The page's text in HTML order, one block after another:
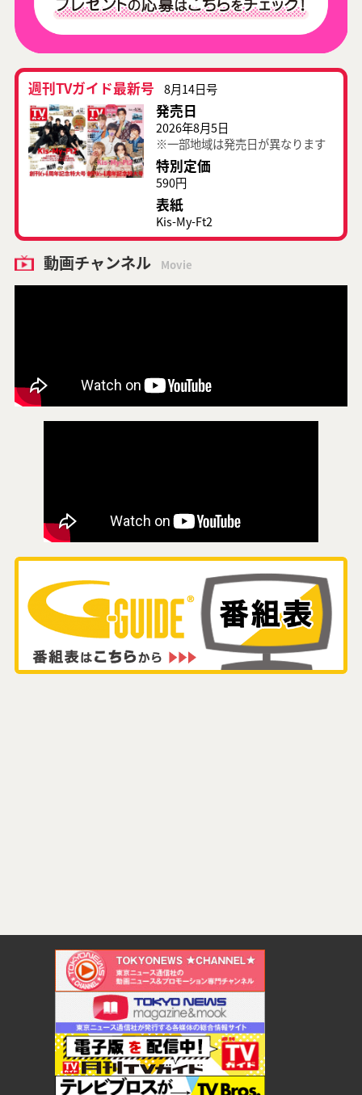
週刊TVガイド最新号 8月14日号
発売日
2026年8月5日
※一部地域は発売日が異なります
特別定価
590円
表紙
Kis-My-Ft2
動画チャンネル Movie